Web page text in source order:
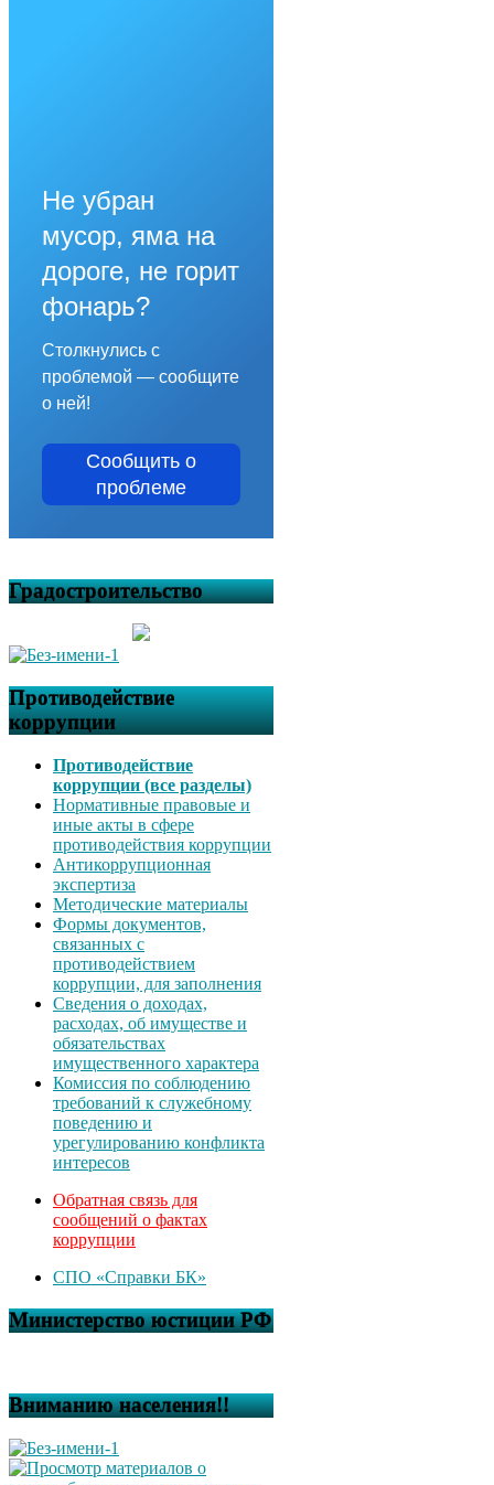
Не убран
мусор, яма на
дороге, не горит
фонарь?
Столкнулись с
проблемой — сообщите
о ней!
Сообщить о
проблеме
Градостроительство
Противодействие
коррупции
Противодействие
коррупции (все разделы)
Нормативные правовые и
иные акты в сфере
противодействия коррупции
Антикоррупционная
экспертиза
Методические материалы
Формы документов,
связанных с
противодействием
коррупции, для заполнения
Сведения о доходах,
расходах, об имуществе и
обязательствах
имущественного характера
Комиссия по соблюдению
требований к служебному
поведению и
урегулированию конфликта
интересов
Обратная связь для
сообщений о фактах
коррупции
СПО «Справки БК»
Министерство юстиции РФ
Вниманию населения!!